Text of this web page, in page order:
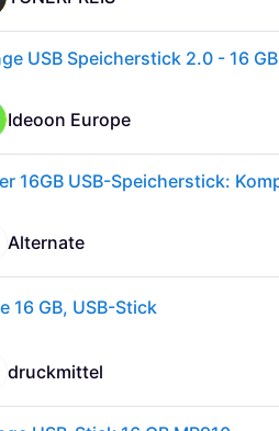
USB Speicherstick 2.0 - 16 GB
Ideoon Europe
Alternate
16 GB, USB-Stick
druckmittel